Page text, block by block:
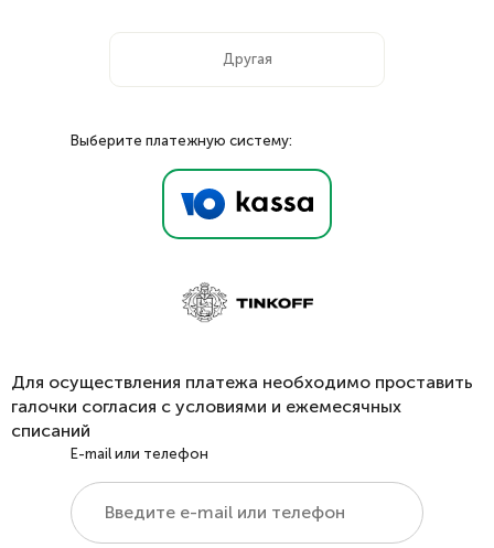
Выберите платежную систему:
Для осуществления платежа необходимо проставить
галочки согласия с условиями и ежемесячных
списаний
E-mail или телефон